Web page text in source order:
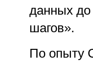
данных до
шагов».
По опыту